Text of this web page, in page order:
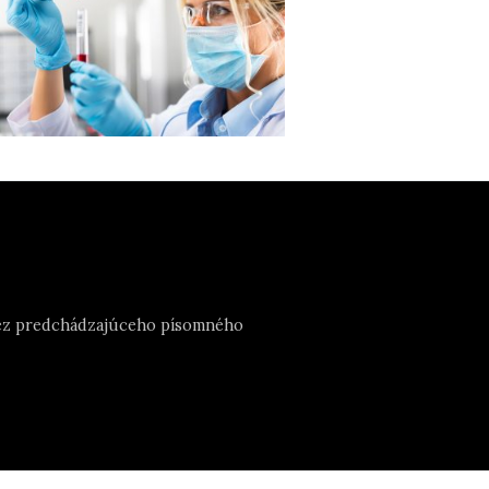
predchádzajúceho písomného